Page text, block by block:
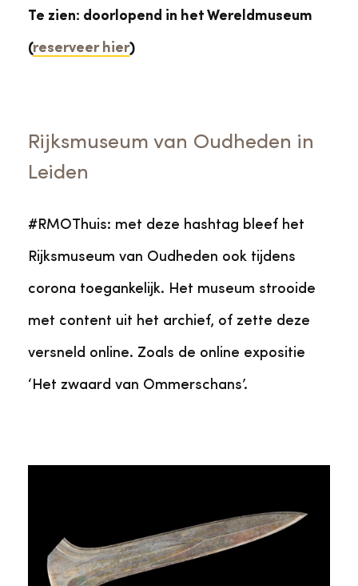
Te zien: doorlopend in het Wereldmuseum
(reserveer hier)
Rijksmuseum van Oudheden in
Leiden
#RMOThuis: met deze hashtag bleef het
Rijksmuseum van Oudheden ook tijdens
corona toegankelijk. Het museum strooide
met content uit het archief, of zette deze
versneld online. Zoals de online expositie
‘Het zwaard van Ommerschans’.